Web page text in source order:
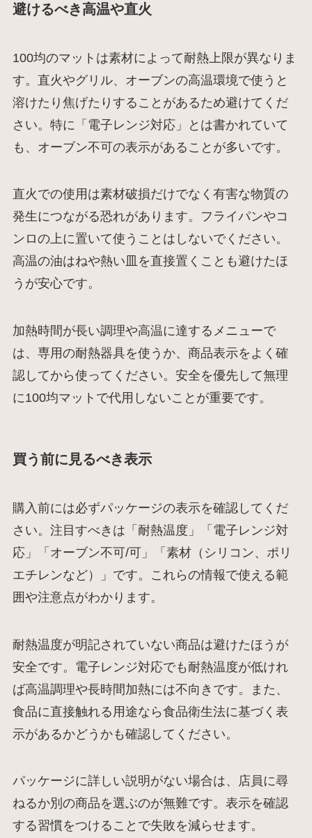
避けるべき高温や直火
100均のマットは素材によって耐熱上限が異なりま
す。直火やグリル、オーブンの高温環境で使うと
溶けたり焦げたりすることがあるため避けてくだ
さい。特に「電子レンジ対応」とは書かれていて
も、オーブン不可の表示があることが多いです。
直火での使用は素材破損だけでなく有害な物質の
発生につながる恐れがあります。フライパンやコ
ンロの上に置いて使うことはしないでください。
高温の油はねや熱い皿を直接置くことも避けたほ
うが安心です。
加熱時間が長い調理や高温に達するメニューで
は、専用の耐熱器具を使うか、商品表示をよく確
認してから使ってください。安全を優先して無理
に100均マットで代用しないことが重要です。
買う前に見るべき表示
購入前には必ずパッケージの表示を確認してくだ
さい。注目すべきは「耐熱温度」「電子レンジ対
応」「オーブン不可/可」「素材（シリコン、ポリ
エチレンなど）」です。これらの情報で使える範
囲や注意点がわかります。
耐熱温度が明記されていない商品は避けたほうが
安全です。電子レンジ対応でも耐熱温度が低けれ
ば高温調理や長時間加熱には不向きです。また、
食品に直接触れる用途なら食品衛生法に基づく表
示があるかどうかも確認してください。
パッケージに詳しい説明がない場合は、店員に尋
ねるか別の商品を選ぶのが無難です。表示を確認
する習慣をつけることで失敗を減らせます。